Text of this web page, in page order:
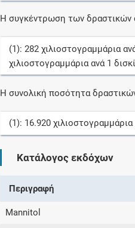
Η συγκέντρωση των δραστικών
(1):282 χιλιοστογραμμάρια
χιλιοστογραμμάριαανά 1
Η συνολική ποσότητα
(1): 16.920 χιλιοστογραμμάρια
Κατάλογος εκδόχων
Περιγραφή
Mannitol